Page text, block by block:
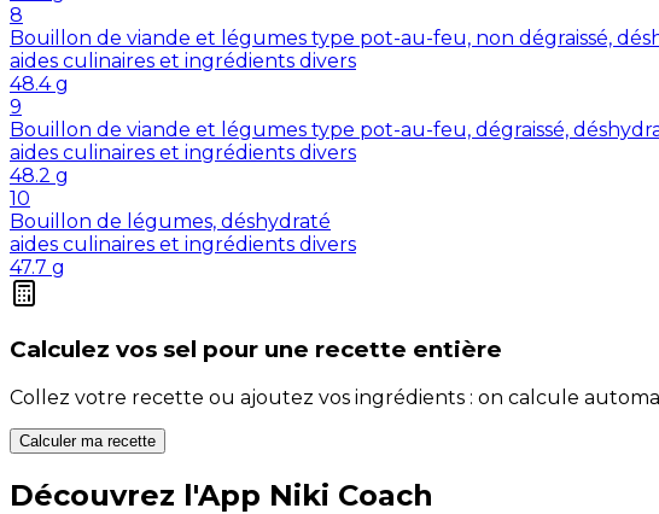
8
Bouillon de viande et légumes type pot-au-feu, non dégraissé,
aides culinaires et ingrédients divers
48.4 g
9
Bouillon de viande et légumes type pot-au-feu, dégraissé,
aides culinaires et ingrédients divers
48.2 g
10
Bouillon de légumes, déshydraté
aides culinaires et ingrédients divers
47.7 g
Calculez vos sel pour une recette entière
Collez votre recette ou ajoutez vos ingrédients : on calcule
Calculer ma recette
Découvrez l'App Niki Coach